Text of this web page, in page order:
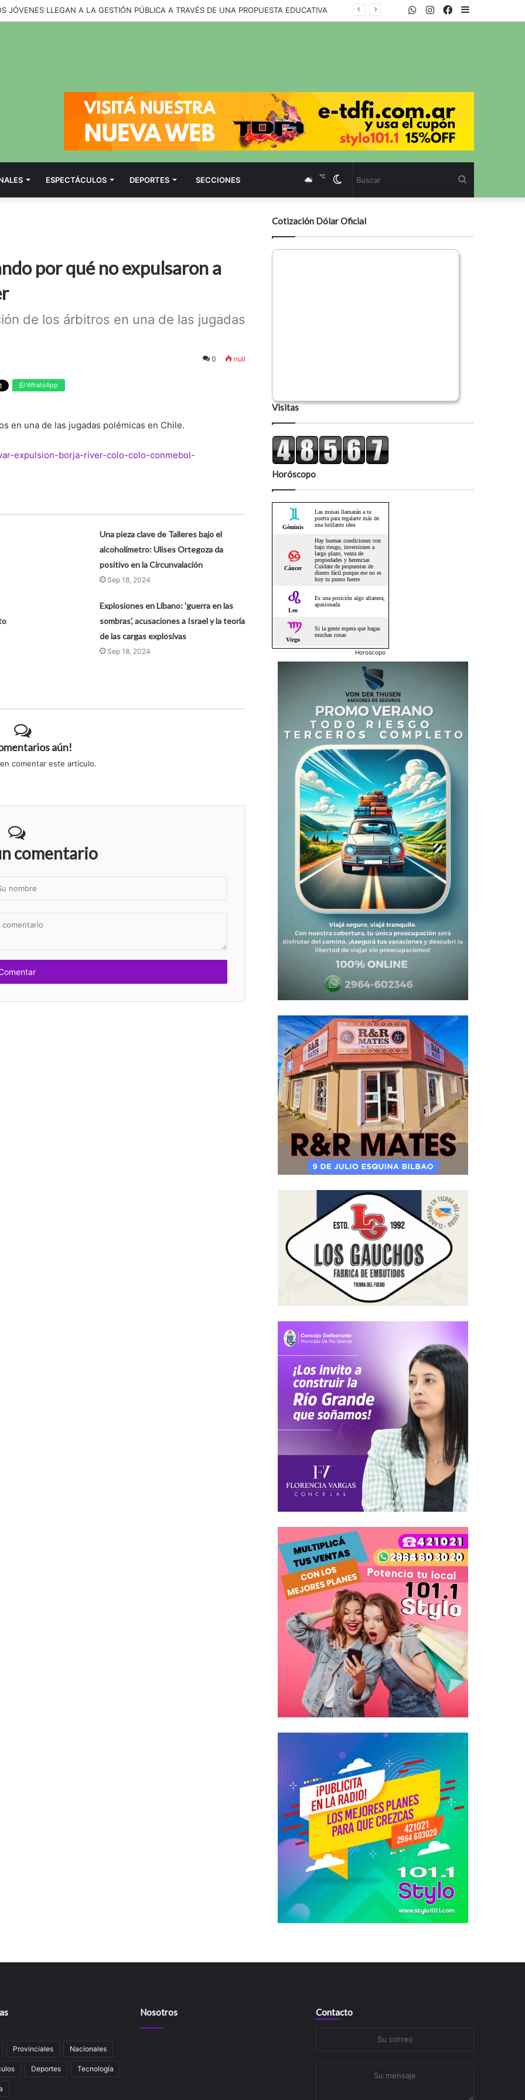
JÓVENES LLEGAN A LA GESTIÓN PÚBLICA A TRAVÉS DE UNA PROPUESTA EDUCATIVA Facebook
Twitter
Instagram
WhatsApp
ESPECTÁCULOS DEPORTES SECCIONES Cambiar
modo
℃
por qué no expulsaron a
de los árbitros en una de las jugadas
0 null
WhatsApp
en una de las jugadas polémicas en Chile.
expulsion-borja-river-colo-colo-conmebol-
Una pieza clave de Talleres bajo el
alcoholímetro: Ulises Ortegoza da
positivo en la Circunvalación
Sep 18, 2024
Explosiones en Líbano: 'guerra en las
sombras', acusaciones a Israel y la teoría
de las cargas explosivas
Sep 18, 2024
aún!
comentar este artículo.
comentario
Cotización Dólar Oficial
Visitas
Horóscopo
Horoscopo
Provinciales Nacionales
Deportes Tecnología
Nosotros Contacto